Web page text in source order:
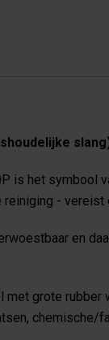
is het symbool
reiniging -
en
met grote
chemische/